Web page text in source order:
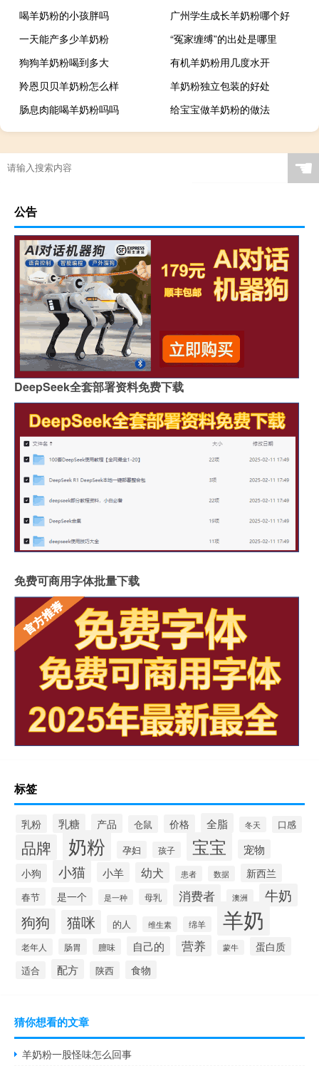
喝羊奶粉的小孩胖吗
广州学生成长羊奶粉哪个好
一天能产多少羊奶粉
“冤家缠缚”的出处是哪里
狗狗羊奶粉喝到多大
有机羊奶粉用几度水开
羚恩贝贝羊奶粉怎么样
羊奶粉独立包装的好处
肠息肉能喝羊奶粉吗吗
给宝宝做羊奶粉的做法
☚
公告
DeepSeek全套部署资料免费下载
免费可商用字体批量下载
标签
乳粉 乳糖 产品 仓鼠 价格 全脂 冬天 口感
品牌 奶粉 孕妇 孩子 宝宝 宠物
小狗 小猫 小羊 幼犬 患者 数据 新西兰
春节 是一个 是一种 母乳 消费者 澳洲 牛奶
狗狗 猫咪 的人 维生素 绵羊 羊奶
老年人 肠胃 膻味 自己的 营养 蒙牛 蛋白质
适合 配方 陕西 食物
猜你想看的文章
羊奶粉一股怪味怎么回事